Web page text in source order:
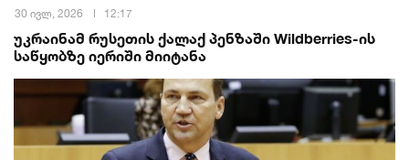
30 ივლ, 2026 12:17
უკრაინამ რუსეთის ქალაქ პენზაში Wildberries-ის
საწყობზე იერიში მიიტანა